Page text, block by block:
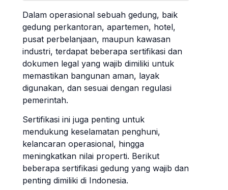
Dalam operasional sebuah gedung, baik
gedung perkantoran, apartemen, hotel,
pusat perbelanjaan, maupun kawasan
industri, terdapat beberapa sertifikasi dan
dokumen legal yang wajib dimiliki untuk
memastikan bangunan aman, layak
digunakan, dan sesuai dengan regulasi
pemerintah.
Sertifikasi ini juga penting untuk
mendukung keselamatan penghuni,
kelancaran operasional, hingga
meningkatkan nilai properti. Berikut
beberapa sertifikasi gedung yang wajib dan
penting dimiliki di Indonesia.